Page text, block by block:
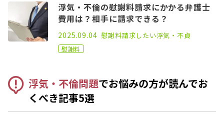
浮気・不倫の慰謝料請求にかかる弁護士
費用は？相手に請求できる？
2021.10.01
2025.09.04 慰謝料請求したい浮気・不貞
慰謝料
浮気・不倫問題でお悩みの方が読んでお
くべき記事5選